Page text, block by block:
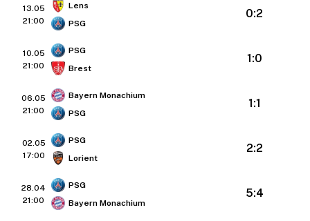
13.05
21:00
Lens
PSG
0:2
10.05
21:00
PSG
Brest
1:0
06.05
21:00
Bayern Monachium
PSG
1:1
02.05
17:00
PSG
Lorient
2:2
28.04
21:00
PSG
Bayern Monachium
5:4